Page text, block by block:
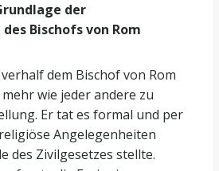
der
Bischofs von Rom
dem Bischof von Rom
wie jeder andere zu
Er tat es formal und per
Angelegenheiten
des Zivilgesetzes stellte.